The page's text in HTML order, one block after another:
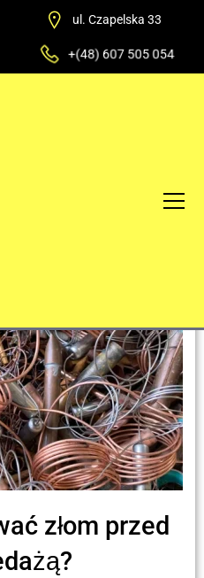
ul. Czapelska 33
+(48) 607 505 054
złom przed